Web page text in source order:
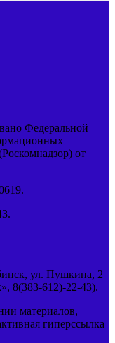
Федеральной
от
ул. Пушкина, 2
8(383-612)-22-43).
материалов,
гиперссылка